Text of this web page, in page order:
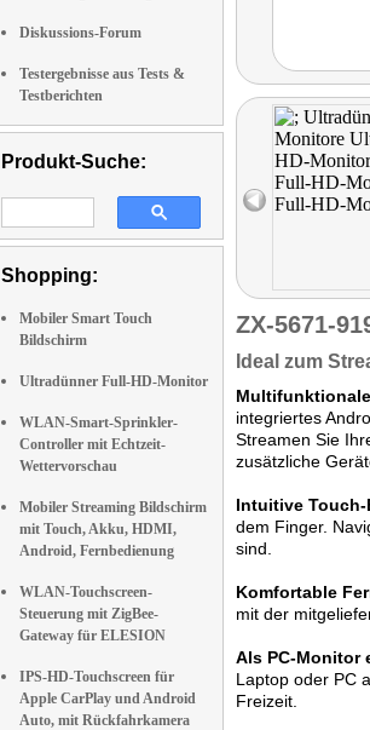
Diskussions-Forum
Testergebnisse aus Tests &
Testberichten
Produkt-Suche:
Shopping:
Mobiler Smart Touch
Bildschirm
Ultradünner Full-HD-Monitor
WLAN-Smart-Sprinkler-
Controller mit Echtzeit-
Wettervorschau
Mobiler Streaming Bildschirm
mit Touch, Akku, HDMI,
Android, Fernbedienung
WLAN-Touchscreen-
Steuerung mit ZigBee-
Gateway für ELESION
IPS-HD-Touchscreen für
Apple CarPlay und Android
Auto, mit Rückfahrkamera
ZX-5671-
Ideal zum
integriertes
Streamen Sie
zusätzliche
Intuitive
dem Finger.
sind.
Komfortable
mit der
Als PC-Monitor
Laptop oder PC
Freizeit.